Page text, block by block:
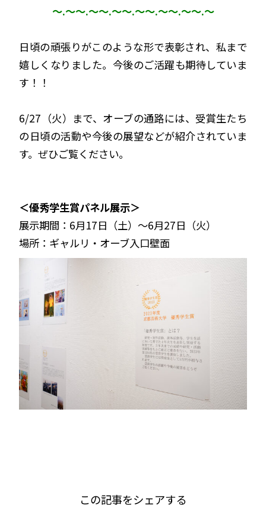
～.～～.～～.～～.～～.～～.～～.～
日頃の頑張りがこのような形で表彰され、私まで
嬉しくなりました。今後のご活躍も期待していま
す！！
6/27（火）まで、オーブの通路には、受賞生たち
の日頃の活動や今後の展望などが紹介されていま
す。ぜひご覧ください。
＜優秀学生賞パネル展示＞
展示期間：6月17日（土）～6月27日（火）
場所：ギャルリ・オーブ入口壁面
この記事をシェアする